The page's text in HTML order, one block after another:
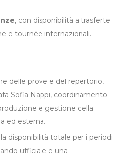
, con disponibilità a trasferte
e tournée internazionali.
delle prove e del repertorio,
Sofia Nappi, coordinamento
e gestione della
ed esterna.
la disponibilità totale per i periodi
ufficiale e una